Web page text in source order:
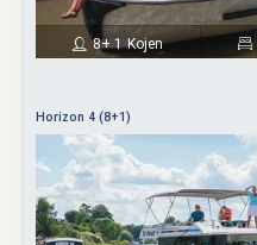
8+ 1 Kojen
Horizon 4 (8+1)